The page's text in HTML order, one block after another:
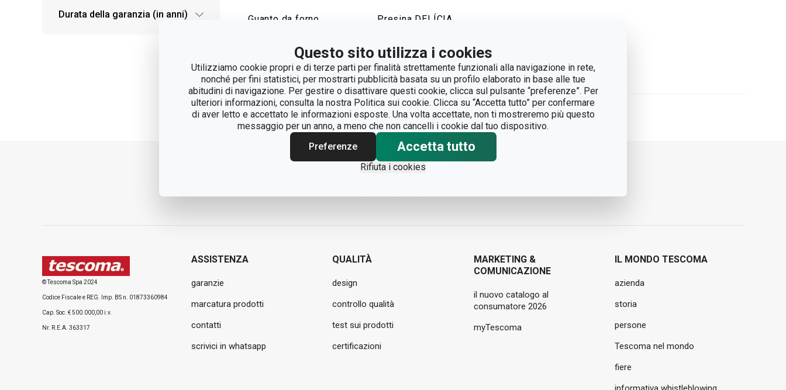
Questo sito utilizza i cookies
Utilizziamo cookie propri e di terze parti per finalità strettamente funzionali alla navigazione in rete,
nonché per fini statistici, per mostrarti pubblicità basata su un profilo elaborato in base alle tue
abitudini di navigazione. Per gestire o disattivare questi cookie, clicca sul pulsante “preferenze”. Per
ulteriori informazioni, consulta la nostra Politica sui cookie. Clicca su “Accetta tutto” per confermare
di aver letto e accettato le informazioni esposte. Una volta accettate, non ti mostreremo più questo
messaggio per un anno, a meno che non cancelli i cookie dal tuo dispositivo.
Preferenze
Accetta tutto
Rifiuta i cookies
Durata della garanzia (in anni)
Guanto da forno
Visualizza
Presina DELÍCIA
Visualizza
© Tescoma Spa 2024
Codice Fiscale e REG. Imp. BS n. 01873360984
Cap. Soc. € 500.000,00 i.v.
Nr. R.E.A. 363317
ASSISTENZA
garanzie
marcatura prodotti
contatti
scrivici in whatsapp
QUALITÀ
design
controllo qualità
test sui prodotti
certificazioni
MARKETING &
COMUNICAZIONE
il nuovo catalogo al
consumatore 2026
myTescoma
IL MONDO TESCOMA
azienda
storia
persone
Tescoma nel mondo
fiere